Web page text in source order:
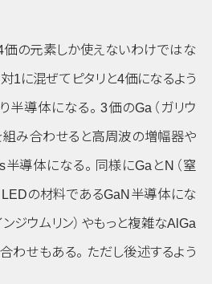
の元素しか使えないわけではな
1に混ぜてピタリと4価になるよう
半導体になる。 3価のGa （ガリウ
組み合わせると高周波の増幅器や
半導体になる。 同様にGaとN （窒
LEDの材料であるGaN半導体にな
ンジウムリン） やもっと複雑なAlGa
わせもある。 ただし後述するよう